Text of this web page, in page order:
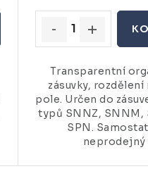
Transparentní
zásuvky, rozdělení
pole. Určen do
typů SNNZ, SNNM,
SPN.
neprodejný